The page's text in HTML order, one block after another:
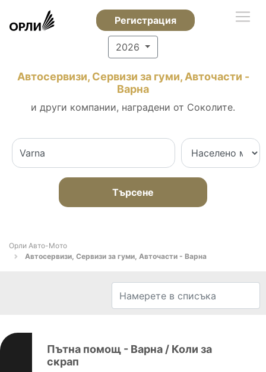
Регистрация
2026
Автосервизи, Сервизи за гуми, Авточасти -
Варна
и други компании, наградени от Соколите.
Търсене
Орли Aвто-Mото
Автосервизи, Сервизи за гуми, Авточасти - Варна
Пътна помощ - Варна / Коли за
скрап